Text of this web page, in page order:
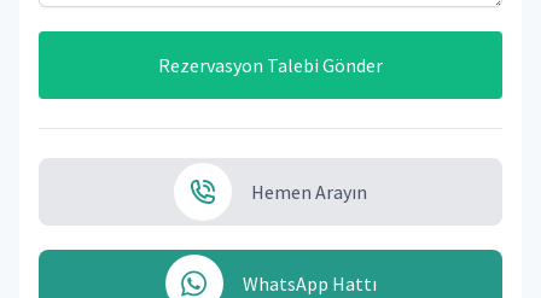
Rezervasyon Talebi Gönder
Hemen Arayın
WhatsApp Hattı